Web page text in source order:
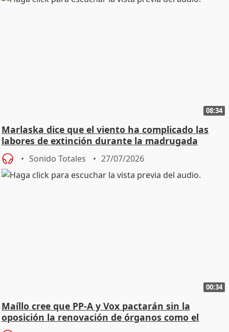
08:34
Marlaska dice que el viento ha complicado las
labores de extinción durante la madrugada
Sonido Totales 27/07/2026
00:34
Maíllo cree que PP-A y Vox pactarán sin la
oposición la renovación de órganos como el
Defensor